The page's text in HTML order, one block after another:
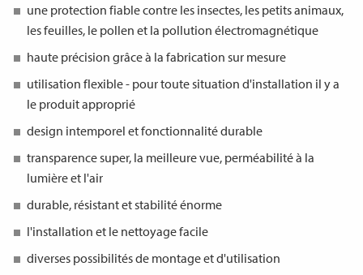
une protection fiable contre les insectes, les petits animaux,
les feuilles, le pollen et la pollution électromagnétique
haute précision grâce à la fabrication sur mesure
utilisation flexible - pour toute situation d'installation il y a
le produit approprié
design intemporel et fonctionnalité durable
transparence super, la meilleure vue, perméabilité à la
lumière et l'air
durable, résistant et stabilité énorme
l'installation et le nettoyage facile
diverses possibilités de montage et d'utilisation